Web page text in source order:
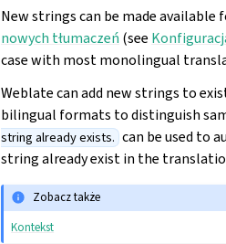
New strings can be made
nowych tłumaczeń (see
case with most monolingual
Weblate can add new strings to
bilingual formats to distinguish
string already exists. can be used to
string already exist in the
Zobacz także
Kontekst